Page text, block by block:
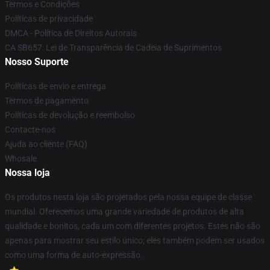
Termos e Condições
Políticas de privacidade
DMCA - Política de Direitos Autorais
CA SB657: Lei de Transparência de Cadeia de Suprimentos
Nosso Suporte
Políticas de envio e entrega
Termos de pagamento
Políticas de devolução e reembolso
Contacte-nos
Ajuda ao cliente (FAQ)
Whosale
Nossa loja
Os produtos nesta loja são projetados pela nossa equipe de classe
mundial. Oferecemos uma grande variedade de produtos de alta
qualidade e bonitos, cada um com diferentes projetos. Estes não são
apenas para mostrar seu estilo único; eles também podem ser usados
como uma forma de auto-expressão.